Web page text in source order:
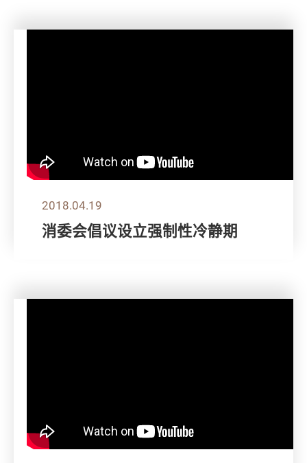
2018.04.19
消委会倡议设立强制性冷静期